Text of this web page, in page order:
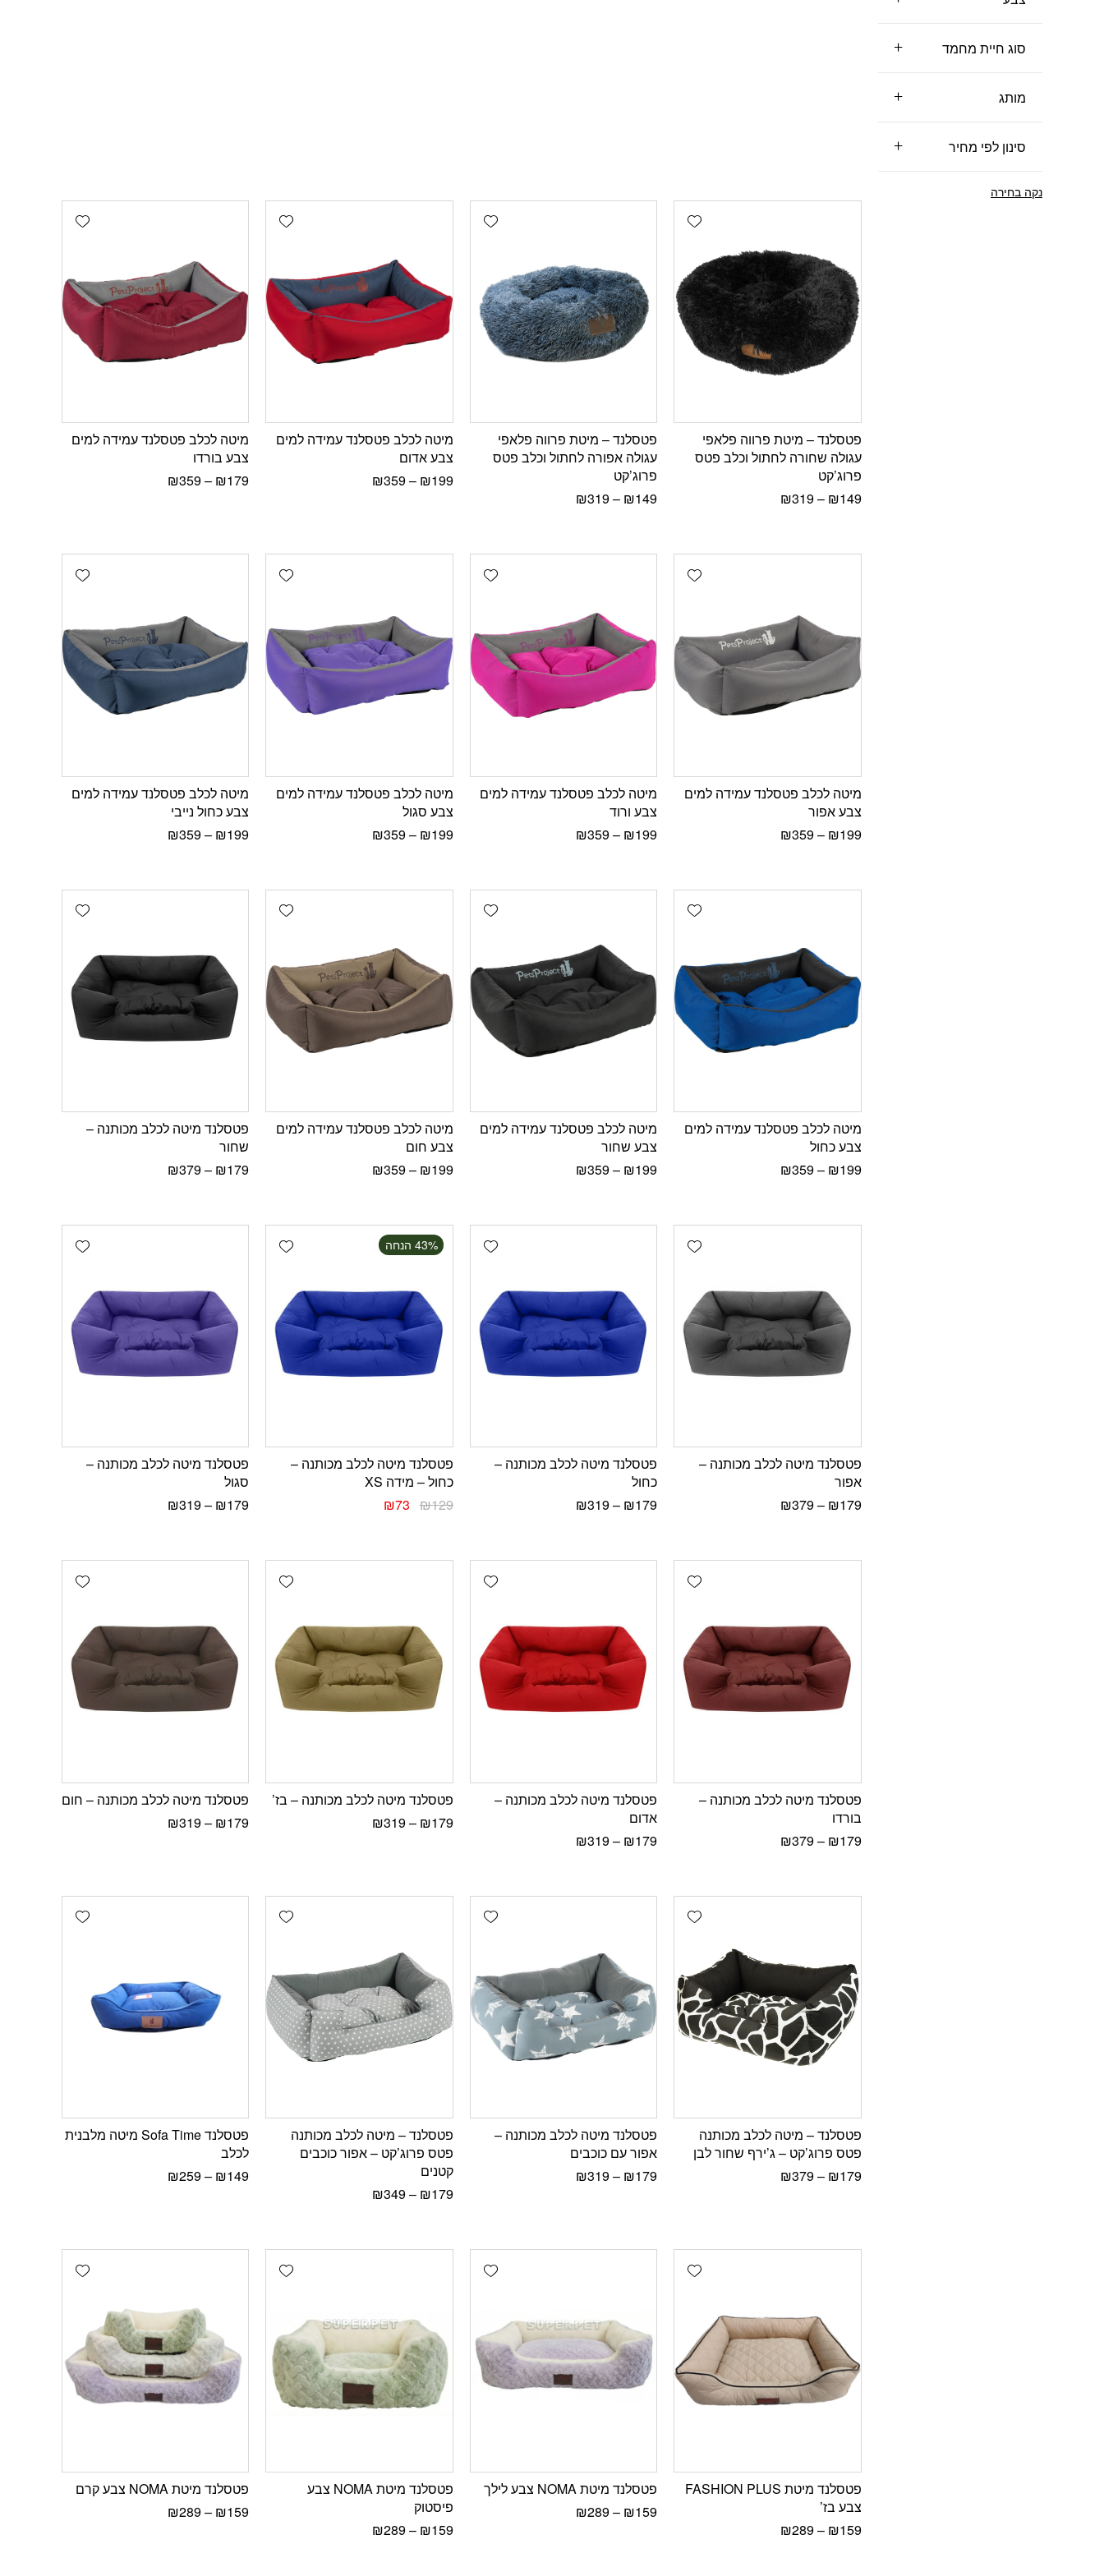
סוג חיית מחמד
מותג
סינון לפי מחיר
נקה בחירה
Add wishlist
פטסלנד – מיטת פרווה פלאפי
עגולה שחורה לחתול וכלב פטס
פרוג’קט
₪149
–
₪319
Add wishlist
פטסלנד – מיטת פרווה פלאפי
עגולה אפורה לחתול וכלב פטס
פרוג’קט
₪149
–
₪319
Add wishlist
מיטה לכלב פטסלנד עמידה למים
צבע אדום
₪199
–
₪359
Add wishlist
מיטה לכלב פטסלנד עמידה למים
צבע בורדו
₪179
–
₪359
Add wishlist
מיטה לכלב פטסלנד עמידה למים
צבע אפור
₪199
–
₪359
Add wishlist
מיטה לכלב פטסלנד עמידה למים
צבע ורוד
₪199
–
₪359
Add wishlist
מיטה לכלב פטסלנד עמידה למים
צבע סגול
₪199
–
₪359
Add wishlist
מיטה לכלב פטסלנד עמידה למים
צבע כחול נייבי
₪199
–
₪359
Add wishlist
מיטה לכלב פטסלנד עמידה למים
צבע כחול
₪199
–
₪359
Add wishlist
מיטה לכלב פטסלנד עמידה למים
צבע שחור
₪199
–
₪359
Add wishlist
מיטה לכלב פטסלנד עמידה למים
צבע חום
₪199
–
₪359
Add wishlist
פטסלנד מיטה לכלב מכותנה –
שחור
₪179
–
₪379
Add wishlist
פטסלנד מיטה לכלב מכותנה –
אפור
₪179
–
₪379
Add wishlist
פטסלנד מיטה לכלב מכותנה –
כחול
₪179
–
₪319
Add wishlist ‫43% הנחה
פטסלנד מיטה לכלב מכותנה –
כחול – מידה XS
₪129
₪73
Add wishlist
פטסלנד מיטה לכלב מכותנה –
סגול
₪179
–
₪319
Add wishlist
פטסלנד מיטה לכלב מכותנה –
בורדו
₪179
–
₪379
Add wishlist
פטסלנד מיטה לכלב מכותנה –
אדום
₪179
–
₪319
Add wishlist
פטסלנד מיטה לכלב מכותנה – בז’
₪179
–
₪319
Add wishlist
פטסלנד מיטה לכלב מכותנה – חום
₪179
–
₪319
Add wishlist
פטסלנד – מיטה לכלב מכותנה
פטס פרוג’קט – ג’ירף שחור לבן
₪179
–
₪379
Add wishlist
פטסלנד מיטה לכלב מכותנה –
אפור עם כוכבים
₪179
–
₪319
Add wishlist
פטסלנד – מיטה לכלב מכותנה
פטס פרוג’קט – אפור כוכבים
קטנים
₪179
–
₪349
Add wishlist
פטסלנד Sofa Time מיטה מלבנית
לכלב
₪149
–
₪259
Add wishlist
פטסלנד מיטת FASHION PLUS
צבע בז’
₪159
–
₪289
Add wishlist
פטסלנד מיטת NOMA צבע לילך
₪159
–
₪289
Add wishlist
פטסלנד מיטת NOMA צבע
פיסטוק
₪159
–
₪289
Add wishlist
פטסלנד מיטת NOMA צבע קרם
₪159
–
₪289